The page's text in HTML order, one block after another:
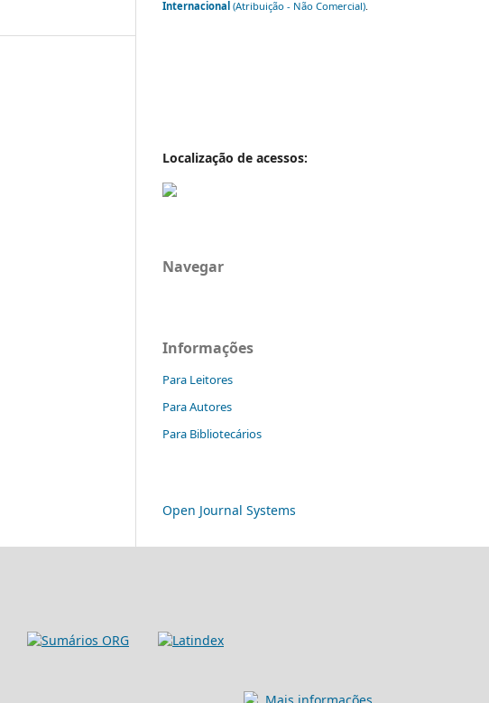
Internacional (Atribuição - Não Comercial)
Localização de acessos:
Navegar
Informações
Para Leitores
Para Autores
Para Bibliotecários
Open Journal Systems